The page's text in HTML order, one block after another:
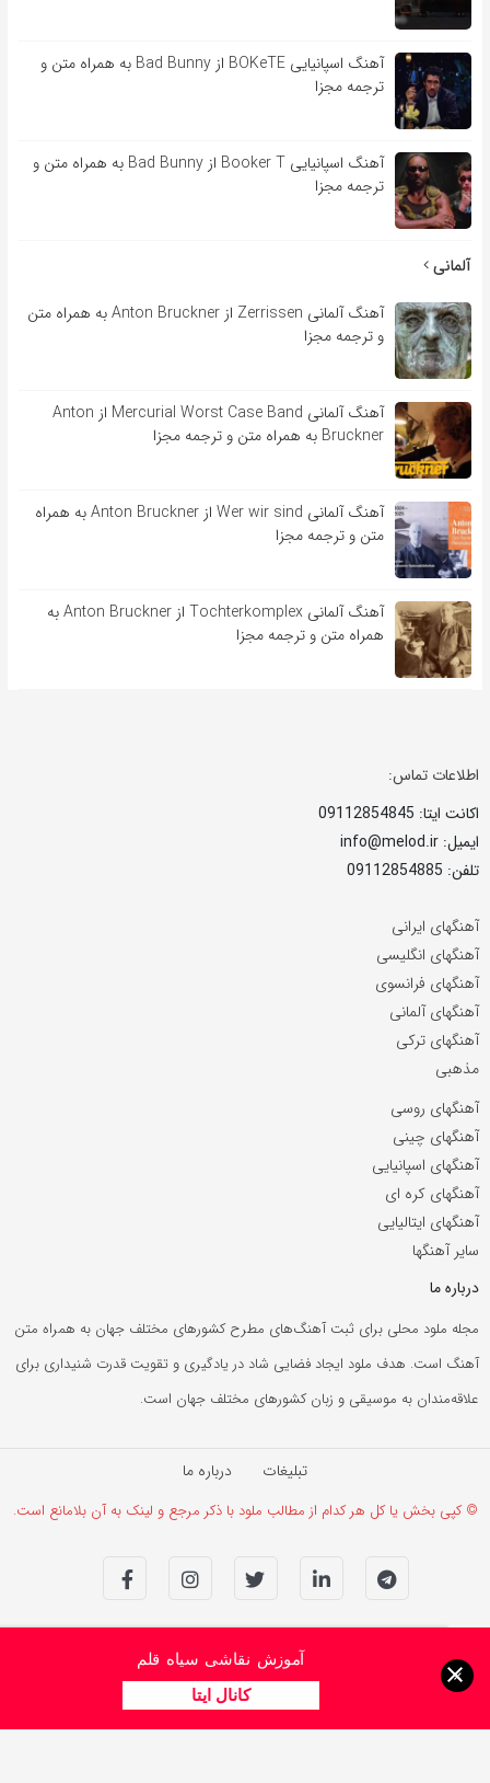
آهنگ اسپانیایی BOKeTE از Bad Bunny به همراه متن و
ترجمه مجزا
آهنگ اسپانیایی Booker T از Bad Bunny به همراه متن و
ترجمه مجزا
آلمانی
آهنگ آلمانی Zerrissen از Anton Bruckner به همراه متن
و ترجمه مجزا
آهنگ آلمانی Mercurial Worst Case Band از Anton
Bruckner به همراه متن و ترجمه مجزا
آهنگ آلمانی Wer wir sind از Anton Bruckner به همراه
متن و ترجمه مجزا
آهنگ آلمانی Tochterkomplex از Anton Bruckner به
همراه متن و ترجمه مجزا
اطلاعات تماس:
اکانت ایتا: 09112854845
ایمیل: info@melod.ir
تلفن: 09112854885
آهنگهای ایرانی
آهنگهای انگلیسی
آهنگهای فرانسوی
آهنگهای آلمانی
آهنگهای ترکی
مذهبی
آهنگهای روسی
آهنگهای چینی
آهنگهای اسپانیایی
آهنگهای کره ای
آهنگهای ایتالیایی
سایر آهنگها
درباره ما
مجله ملود محلی برای ثبت آهنگ‌های مطرح کشورهای مختلف جهان به همراه متن
آهنگ است. هدف ملود ایجاد فضایی شاد در یادگیری و تقویت قدرت شنیداری برای
علاقه‌مندان به موسیقی و زبان کشورهای مختلف جهان است.
تبلیغات درباره ما
© کپی بخش یا کل هر کدام از مطالب ملود با ذکر مرجع و لینک به آن بلامانع است.
آموزش نقاشی سیاه قلم
کانال ایتا
×